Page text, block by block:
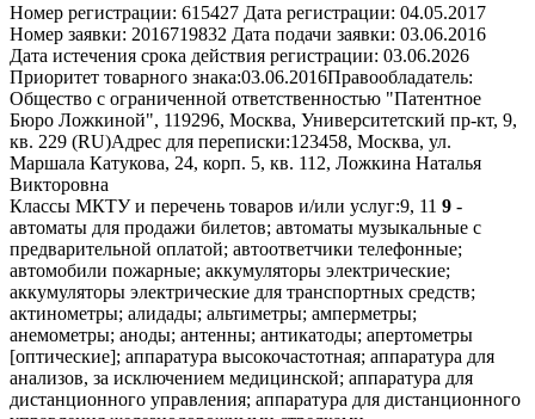
Номер регистрации: 615427 Дата регистрации: 04.05.2017
Номер заявки: 2016719832 Дата подачи заявки: 03.06.2016
Дата истечения срока действия регистрации: 03.06.2026
Приоритет товарного знака:03.06.2016Правообладатель:
Общество с ограниченной ответственностью "Патентное
Бюро Ложкиной", 119296, Москва, Университетский пр-кт, 9,
кв. 229 (RU)Адрес для переписки:123458, Москва, ул.
Маршала Катукова, 24, корп. 5, кв. 112, Ложкина Наталья
Викторовна
Классы МКТУ и перечень товаров и/или услуг:9, 11 9 - автоматы для продажи билетов; автоматы музыкальные с предварительной оплатой; автоответчики телефонные; автомобили пожарные; аккумуляторы электрические; аккумуляторы электрические для транспортных средств; актинометры; алидады; альтиметры; амперметры; анемометры; аноды; антенны; антикатоды; апертометры [оптические]; аппаратура высокочастотная; аппаратура для анализов, за исключением медицинской; аппаратура для дистанционного управления; аппаратура для дистанционного управления железнодорожными стрелками электродинамическая; аппаратура для дистанционного управления сигналами электродинамическая; аппаратура для наблюдения и контроля электрическая; аппаратура звукозаписывающая; аппараты глобальной системы позиционирования; аппараты дистилляционные для научных целей; аппараты дифракционные [микроскопия]; аппараты для анализа состава воздуха; аппараты для контроля оплаты почтовыми марками; аппараты для передачи звука; аппараты для ферментации [приборы лабораторные]; аппараты дыхательные для подводного плавания; аппараты дыхательные, за исключением аппаратов искусственного дыхания; аппараты и установки для генерации рентгеновского излучения, за исключением используемых в медицине; аппараты кассовые; аппараты коммутационные электрические; аппараты переговорные; аппараты перегонные лабораторные; аппараты проекционные; аппараты рентгеновские для промышленных целей; аппараты рентгеновские, за исключением используемых для медицинских целей; аппараты светокопировальные; аппараты светосигнальные [проблесковые]; аппараты стереоскопические; аппараты телефонные; аппараты факсимильные; аппараты фототелеграфные; аппараты электрические для дистанционного зажигания; ареометры для кислот; ацидометры; ареометры для определения плотности соляных растворов; ацидометры для аккумуляторных батарей; аэрометры; бакены светящиеся; буи светящиеся; банки аккумуляторов; барометры; батареи анодные; батареи гальванических элементов; батареи для систем зажигания; батареи солнечные; батареи электрические; безмены [весы]; бетатроны; бинокли; бирки для товаров электронные; бленды; блоки магнитной ленты для компьютеров; блоки памяти для компьютеров; брандспойты; браслеты идентификационные магнитные; брезент для спасательных работ; буи сигнальные; буи спасательные; буи указательные; буссоли; компасы; вакуумметры; ванны электролитические; вариометры; верньеры; нониусы; весы; весы конторские для писем; весы платформенные; весы прецизионные; вехи [геодезические инструменты]; рейки нивелирные [геодезические инструменты]; видеокамеры; видеокассеты; видеотелефоны; видеоэкраны; видоискатели для фотоаппаратов; вилки штепсельные [электрические соединения]; розетки штепсельные [электрические соединения]; соединения штепсельные [электрические]; винты микрометрические для оптических приборов и инструментов; вискозиметры; включатели электроцепи; волномеры; вольтметры; выключатели закрытые [электрические]; выпрямители тока; газоанализаторы; газометры [измерительные инструменты]; гальванометры; гарнитуры беспроводные для телефонов; гелиографы; гигрометры; гидрометры; гири; глазки [увеличительные линзы] дверные оптические; голограммы; графопостроители; громкоговорители; грузы для лотов; грузы для зондов; грузы для отвесов; дальномеры; денсиметры; денситометры; детали оптические; детекторы; детекторы дыма; детекторы фальшивых монет; диапозитивы [фотография]; диаскопы; диафрагмы [фотография]; диктофоны; динамометры; диоды светоизлучающие [СИД]; дискеты; диски звукозаписи; диски магнитные; диски оптические; диски счетные; дисководы для компьютеров; дисководы с автоматической сменой дисков для компьютеров; ДНК-чипы; доски объявлений электронные; жилеты пуленепробиваемые; жилеты спасательные; жилы идентификационные для электрических проводов; зажимы носовые для пловцов и ныряльщиков; замки электрические; звонки [устройства тревожной сигнализации]; звонки аварийные электрические; звонки дверные электрические; звонки сигнальные; звукопроводы; зеркала для осмотровых работ; знаки дорожные светящиеся или механические; знаки механические; вывески механические; знаки светящиеся; вывески светящиеся; зонды глубоководные; зонды для научных исследований; зуммеры; иглы для проигрывателей; измерители; измерители давления; имитаторы для управления или проверки транспортных средств; инверторы [электрические]; индикаторы давления; индикаторы температурные; наклейки-индикаторы температуры, не для медицинских целей; инкубаторы для бактериальных культур; инструменты измерительные; инструменты космографические; инструменты математические; инструменты нивелирования; инструменты с оптическими окулярами; инструменты топографические; инструменты угломерные; интерфейсы для компьютеров; ионизаторы, за исключением используемых для обработки воздуха или воды; искрогасители; кабели коаксиальные; кабели оптико-волоконные; кабели электрические; калибры; калибры раздвижные; калибры резьбовые; калькуляторы; калькуляторы карманные; камеры декомпрессионные; камеры киносъемочные; карандаши электронные [элементы дисплеев]; каркасы электрических катушек; карточки идентификационные магнитные; картриджи для видеоигр; карты с магнитным кодом; каски для верховой езды; каски защитные; шлемы защитные; кассеты для фотопластинок; кассы-автоматы; катоды; катушки [фотография]; катушки индуктивности [обмотки]; катушки электрические; катушки электромагнитов; кинопленки экспонированные; клавиатуры компьютеров; клапаны соленоидные [электромагнитные переключатели]; клеммы [электричество]; книжки записные электронные; кнопки для звонков; коврики для <мыши>; кодеры магнитные; козырьки светозащитные; коллекторы электрические; кольца калибровочные; комбинезоны специальные защитные для летчиков; коммутаторы; компакт-диски [аудио-видео]; компакт-диски [неперезаписываемые]; компараторы; компасы морские; компьютеры; компьютеры персональные переносные; компьютеры портативные; конденсаторы электрические; контакты электрические; конусы для указания направления ветра; конусы дорожные сигнальные; коробки ответвительные [электричество]; коробки распределительные [электричество]; коробки соединительные [электричество]; корпуса аккумуляторов электрических; корпуса громкоговорителей; костюмы для подводного погружения; костюмы огнезащитные; кристаллы галеновые [детекторы]; круги светоотражающие, прикрепляемые к одежде, для предупреждения транспортных аварий; крышки защитные для штепсельных розеток; лаги [измерительные инструменты]; лазеры, за исключением используемых в медицинских целях; лактоденсиметры; лактометры; лампы вакуумные [радио]; лампы для фотолабораторий; лампы термоэлектронные; лампы усилительные электронные; лампы-вспышки [фотография]; ленты для чистки считывающих головок; ленты магнитные; ленты магнитные для видеозаписи; ленты мерные; лестницы спасательные пожарные; линейки [инструменты измерительные]; линейки логарифмические; линзы контактные; линзы корректирующие [оптика]; линзы оптические; линзы-конденсоры; лини лотов; линии магистральные электрические; ложки мерные; лупы [оптика]; лупы ткацкие; магниты; магниты декоративные; манекены для краш-тестов; манекены для тренировки в оказании помощи [приборы для обучения]; манипуляторы типа <мышь> [периферийное оборудование]; манометры; маски для подводного погружения; маски для сварщиков; маски защитные; материалы для линий электропередач [провода, кабели]; машины для подсчета голосов во время выборов; машины для подсчета и сортировки денег; машины и приборы для испытания материалов; мебель специальная для лабораторий; мегафоны; медиаплееры портативные; мембраны [акустика]; мембраны для научной аппаратуры; металлодетекторы для промышленных или военных целей; метрономы; метры [измерительные инструменты]; метры для плотничьих работ; метры портновские; механизмы для автоматов с предварительной оплатой; механизмы для аппаратов, приводимых в действие жетонами; механизмы предварительной оплаты для телевизоров; механизмы спусковые затворов [фотография]; микрометры; микропроцессоры; микроскопы; микротомы; микрофоны; модемы; молниеотводы; мониторы [компьютерное оборудование]; мониторы [программы для компьютеров]; муфты концевые [электричество]; муфты соединительные для кабелей; наборы инструментов для подготовки образцов [микроскопия]; назубники; наколенники для рабочих; наушники; нивелиры оптические; носители звукозаписи; носители информации магнитные; носители информации оптические; носки с электрообогревом; обеспечение программное для компьютеров; оболочки для электрических кабелей; оболочки идентификационные для электрических проводов; оборудование для взвешивания; оборудование конторское с использованием перфокарт; оборудование спасательные; обувь для защиты от несчастных случаев, излучения и огня; объективы [линзы] [оптика]; объективы для астрофотографии; овоскопы; огнетушители; ограды электрифицированные; ограничители [электричество]; одежда для защиты от несчастных случаев, излучения и огня; одежда для защиты от огня; одежда для защиты от огня из асбестовых тканей; одежда специальная лабораторная; озонаторы; октанты; окуляры; омметры; опоры для запястий при работе с компьютерами; оправы для очков; оправы для пенсне; осциллографы; отвесы; отражатели [оптика]; очки [оптика]; очки солнцезащитные; очки спортивные; панели сигнальные светящиеся или механические; пейджеры; пенсне; переводчики электронные карманные; передатчики [дистанционная связь]; передатчики телефонные; передатчики электронных сигналов; переключатели электрические; перископы; перчатки для водолазов; перчатки для защиты от несчастных случаев; перчатки для защиты от рентгеновского излучения для промышленных целей; перчатки из асбестовых тканей для защиты от несчастных случаев; печи лабораторные; пипетки; пирометры; планиметры; планшеты [геодезические инструменты]; пластины аккумуляторные; платы для интегральных схем; платы печатные; плееры для компакт-дисков; плееры кассетные; пленки для звукозаписи; пленки рентгеновские экспонированные; пленки экспонированные; плоты спасательные; поддоны лабораторные; полупроводни